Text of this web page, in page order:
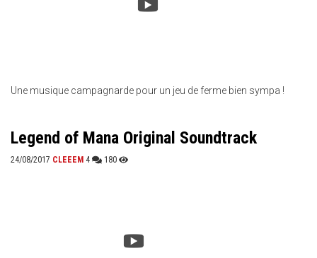
Une musique campagnarde pour un jeu de ferme bien sympa !
Legend of Mana Original Soundtrack
24/08/2017 CLEEEM 4 180